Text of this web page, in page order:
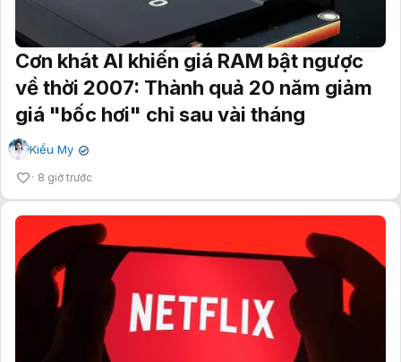
Cơn khát AI khiến giá RAM bật ngược
về thời 2007: Thành quả 20 năm giảm
giá "bốc hơi" chỉ sau vài tháng
Kiều My ✔
8 giờ trước